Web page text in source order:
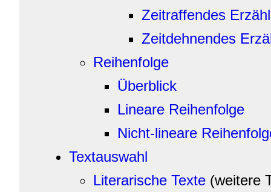
Zeitraffendes
Zeitdehnendes
Reihenfolge
Überblick
Lineare Reihenfolge
Nicht-lineare
Textauswahl
Literarische Texte (weitere